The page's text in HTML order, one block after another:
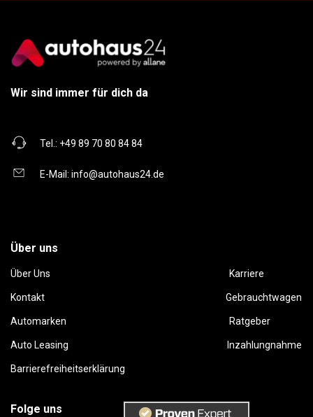
Wir sind immer für dich da
Tel.: +49 89 70 80 84 84
E-Mail: info@autohaus24.de
Über uns
Über Uns Karriere
Kontakt Gebrauchtwagen
Automarken Ratgeber
Auto Leasing Inzahlungnahme
Barrierefreiheitserklärung
Folge uns